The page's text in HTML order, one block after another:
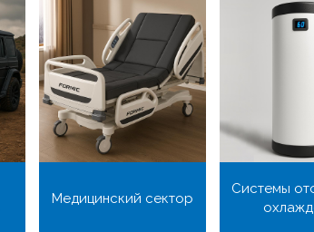
Медицинский сектор
Системы